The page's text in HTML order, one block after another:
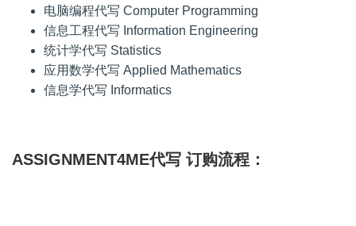
电脑编程代写 Computer Programming
信息工程代写 Information Engineering
统计学代写 Statistics
应用数学代写 Applied Mathematics
信息学代写 Informatics
ASSIGNMENT4ME代写 订购流程：